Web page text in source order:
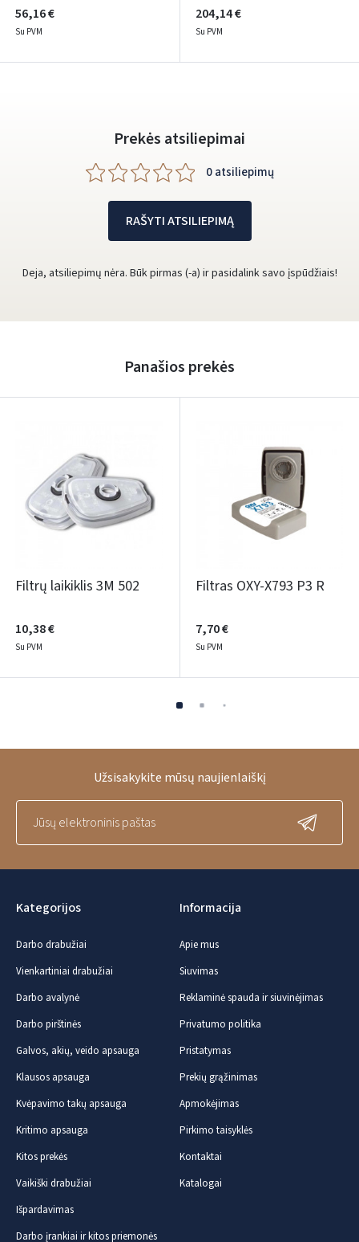
56,16 €
Su PVM
204,14 €
Su PVM
Prekės atsiliepimai
0 atsiliepimų
RAŠYTI ATSILIEPIMĄ
Deja, atsiliepimų nėra. Būk pirmas (-a) ir pasidalink savo įspūdžiais!
Panašios prekės
Filtrų laikiklis 3M 502
10,38 €
Su PVM
Filtras OXY-X793 P3 R
7,70 €
Su PVM
Kategorijos
Darbo drabužiai
Vienkartiniai drabužiai
Darbo avalynė
Darbo pirštinės
Galvos, akių, veido apsauga
Klausos apsauga
Kvėpavimo takų apsauga
Kritimo apsauga
Kitos prekės
Vaikiški drabužiai
Išpardavimas
Darbo įrankiai ir kitos priemonės
Informacija
Apie mus
Siuvimas
Reklaminė spauda ir siuvinėjimas
Privatumo politika
Pristatymas
Prekių grąžinimas
Apmokėjimas
Pirkimo taisyklės
Kontaktai
Katalogai
Užsisakykite mūsų naujienlaiškį